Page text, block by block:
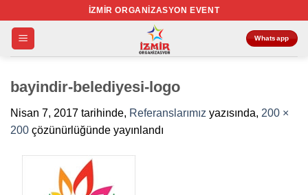
atla
İZMIR ORGANIZASYON EVENT
Whatsapp
bayindir-belediyesi-logo
Nisan 7, 2017 tarihinde, Referanslarımız yazısında, 200 ×
200 çözünürlüğünde yayınlandı